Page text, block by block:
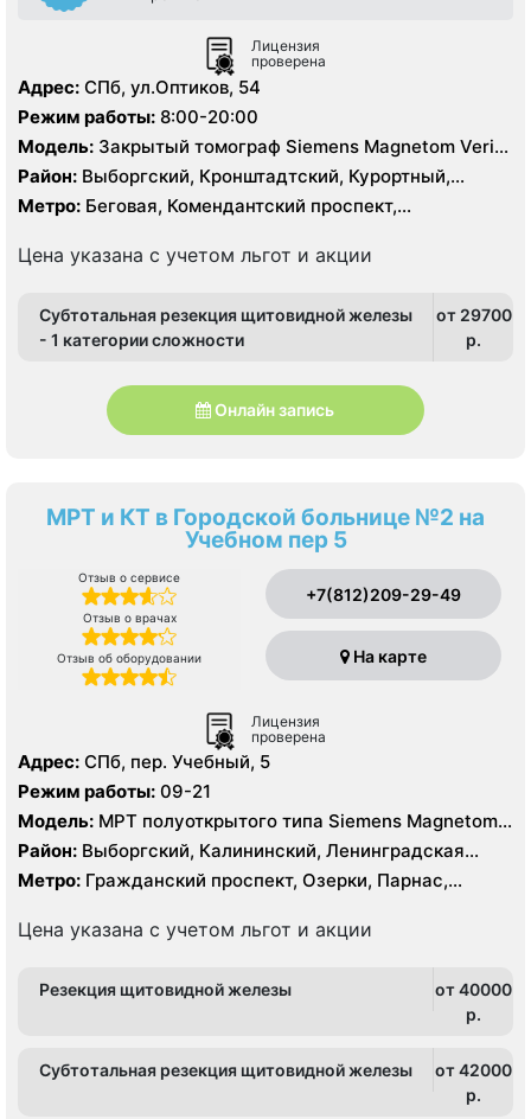
Лицензия
проверена
Адрес: СПб, ул.Оптиков, 54
Режим работы: 8:00-20:00
Модель: Закрытый томограф Siemens Magnetom Verio
1.5 Тесла, КТ Siemens 64 среза
Район: Выборгский, Кронштадтский, Курортный,
Ленинградская область, Приморский
Метро: Беговая, Комендантский проспект,
Цена указана с учетом льгот и акции
Субтотальная резекция щитовидной железы
- 1 категории сложности
от 29700
p.
Онлайн запись
МРТ и КТ в Городской больнице №2 на
Учебном пер 5
Отзыв о сервисе
Отзыв о врачах
Отзыв об оборудовании
+7(812)209-29-49
На карте
Лицензия
проверена
Адрес: СПб, пер. Учебный, 5
Режим работы: 09-21
Модель: МРТ полуоткрытого типа Siemens Magnetom
Espree 1.5 Тесла, КТ Siemens SOMATOM Definition 16
срезов, КТ Siemens SOMATOM Definition AS 64 среза
Район: Выборгский, Калининский, Ленинградская
область, Приморский
Метро: Гражданский проспект, Озерки, Парнас,
Цена указана с учетом льгот и акции
Резекция щитовидной железы
от 40000
p.
Субтотальная резекция щитовидной железы
от 42000
p.